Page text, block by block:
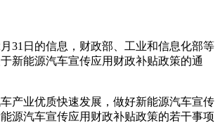
31日的信息，财政部、工业和信息化部等
新能源汽车宣传应用财政补贴政策的通
产业优质快速发展，做好新能源汽车宣传
源汽车宣传应用财政补贴政策的若干事项